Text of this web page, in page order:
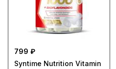
799 ₽
Syntime Nutrition Vitamin